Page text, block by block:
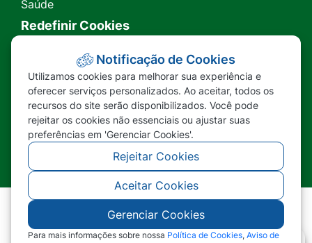
Saúde
Redefinir Cookies
Transparência
Ouvidoria
SIC
©2026 - Prefeitura Municipal de Nova Lacerda -
MT - Todos os direitos reservados
Notificação de Cookies
Utilizamos cookies para melhorar sua experiência e
oferecer serviços personalizados. Ao aceitar, todos os
recursos do site serão disponibilizados. Você pode
rejeitar os cookies não essenciais ou ajustar suas
preferências em 'Gerenciar Cookies'.
Rejeitar Cookies
Aceitar Cookies
Gerenciar Cookies
Para mais informações sobre nossa Política de Cookies, Aviso de